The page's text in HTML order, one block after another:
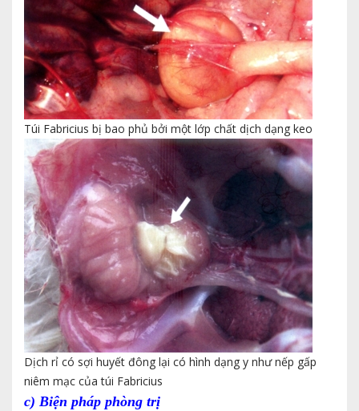
Túi Fabricius bị bao phủ bởi một lớp chất dịch dạng keo
Dịch rỉ có sợi huyết đông lại có hình dạng y như nếp gấp
niêm mạc của túi Fabricius
c) Biện pháp phòng trị